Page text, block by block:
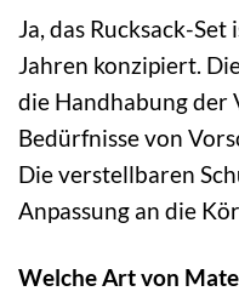
Ja, das Rucksack-
Jahren konzipiert.
die Handhabung der
Bedürfnisse von
Die verstellbaren
Anpassung an die
Welche Art von